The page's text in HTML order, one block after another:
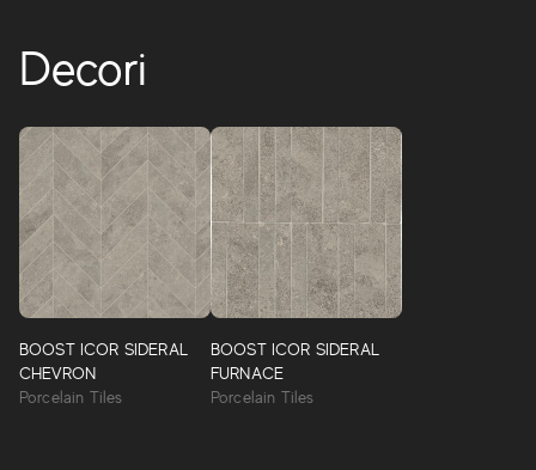
Decori
BOOST ICOR SIDERAL
CHEVRON
Porcelain Tiles
BOOST ICOR SIDERAL
FURNACE
Porcelain Tiles